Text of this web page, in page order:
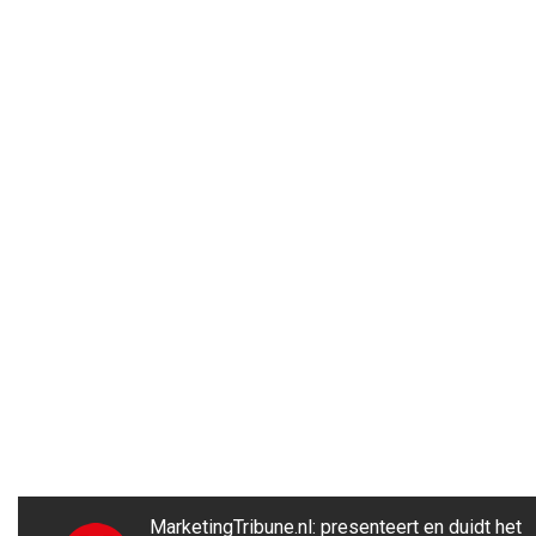
MarketingTribune.nl: presenteert en duidt het